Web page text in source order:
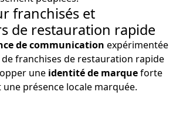
franchisés et
de restauration rapide
de communication expérimentée
de franchises de restauration rapide
une identité de marqueforte
présence locale marquée.